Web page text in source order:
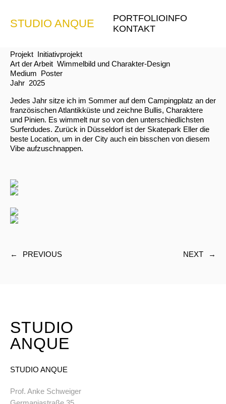
STUDIO ANQUE PORTFOLIOINFO
KONTAKT
SURF&SKATE
Projekt Initiativprojekt
Art der Arbeit Wimmelbild und Charakter-Design
Medium Poster
Jahr 2025
Jedes Jahr sitze ich im Sommer auf dem Campingplatz an der
französischen Atlantikküste und zeichne Bullis, Charaktere
und Pinien. Es wimmelt nur so von den unterschiedlichsten
Surferdudes. Zurück in Düsseldorf ist der Skatepark Eller die
beste Location, um in der City auch ein bisschen von diesem
Vibe aufzuschnappen.
← PREVIOUS →
NEXT
STUDIO
ANQUE
STUDIO ANQUE
Prof. Anke Schweiger